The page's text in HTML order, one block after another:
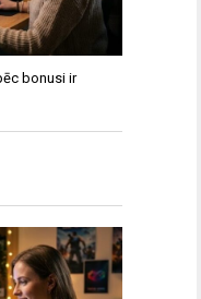
bonusi ir